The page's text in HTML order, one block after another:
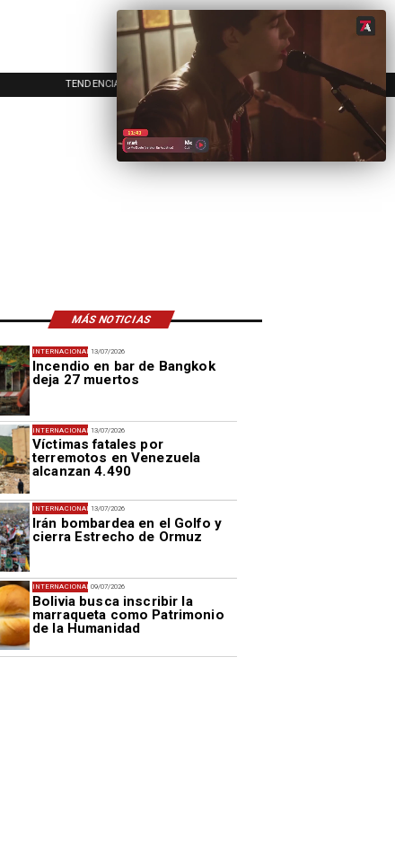
TENDENCIAS EVENTOS
MÁS NOTICIAS
13/07/2026
Incendio en bar de Bangkok
deja 27 muertos
INTERNACIONAL
13/07/2026
Víctimas fatales por
terremotos en Venezuela
alcanzan 4.490
INTERNACIONAL
13/07/2026
Irán bombardea en el Golfo y
cierra Estrecho de Ormuz
INTERNACIONAL
09/07/2026
Bolivia busca inscribir la
marraqueta como Patrimonio
de la Humanidad
INTERNACIONAL